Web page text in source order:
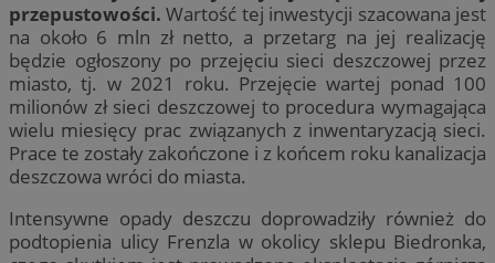
przepustowości. Wartość tej inwestycji szacowana jest
na około 6 mln zł netto, a przetarg na jej realizację
będzie ogłoszony po przejęciu sieci deszczowej przez
miasto, tj. w 2021 roku. Przejęcie wartej ponad 100
milionów zł sieci deszczowej to procedura wymagająca
wielu miesięcy prac związanych z inwentaryzacją sieci.
Prace te zostały zakończone i z końcem roku kanalizacja
deszczowa wróci do miasta.
Intensywne opady deszczu doprowadziły również do
podtopienia ulicy Frenzla w okolicy sklepu Biedronka,